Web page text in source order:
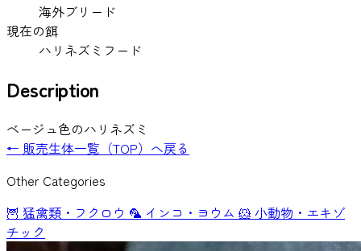
海外ブリード
現在の餌
ハリネズミフード
Description
ベージュ色のハリネズミ
← 販売生体一覧（TOP）へ戻る
Other Categories
🦉 猛禽類・フクロウ 🦜 インコ・ヨウム 🐹 小動物・エキゾ
チック